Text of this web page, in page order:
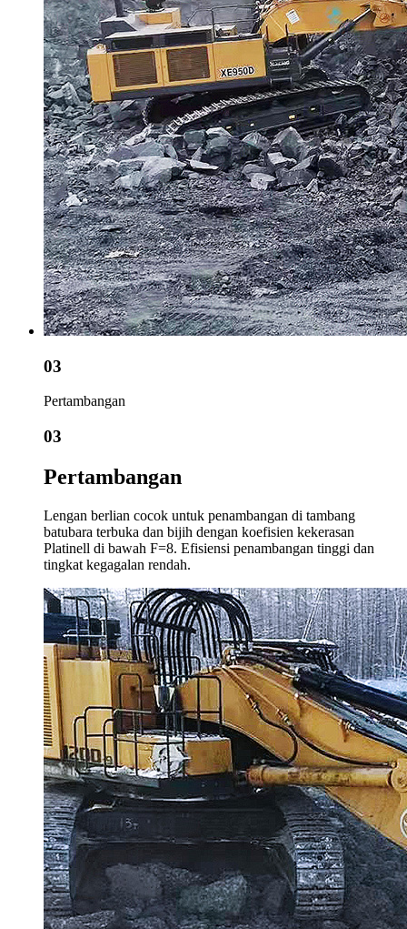
03
Pertambangan
03
Pertambangan
Lengan berlian cocok untuk penambangan di tambang
batubara terbuka dan bijih dengan koefisien kekerasan
Platinell di bawah F=8. Efisiensi penambangan tinggi dan
tingkat kegagalan rendah.